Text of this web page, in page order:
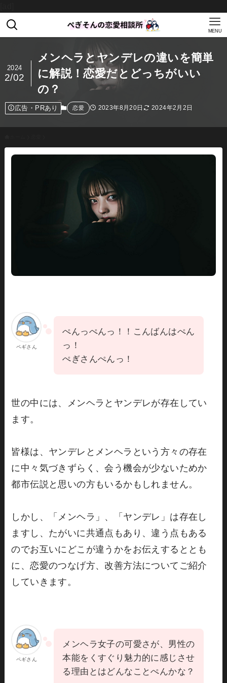
MENU
メンヘラとヤンデレの違いを簡単
に解説！恋愛だとどっちがいい
の？
2024
2/02
広告・PRあり 恋愛 2023年8月20日 2024年2月2日
ペギさん
ぺんっぺんっ！！こんばんはぺん
っ！
ぺぎさんぺんっ！
世の中には、メンヘラとヤンデレが存在してい
ます。
皆様は、ヤンデレとメンヘラという方々の存在
に中々気づきずらく、会う機会が少ないためか
都市伝説と思いの方もいるかもしれません。
しかし、「メンヘラ」、「ヤンデレ」は存在し
ますし、たがいに共通点もあり、違う点もある
のでお互いにどこが違うかをお伝えするととも
に、恋愛のつなげ方、改善方法についてご紹介
していきます。
ペギさん
メンヘラ女子の可愛さが、男性の
本能をくすぐり魅力的に感じさせ
る理由とはどんなことぺんかな？